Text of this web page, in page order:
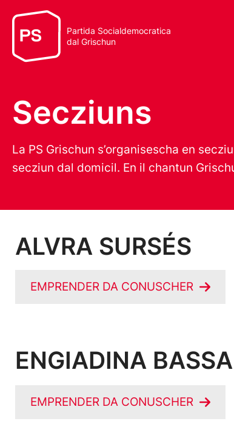
Partida Socialdemocratica
dal Grischun
Secziuns
La PS Grischun s’organisescha en
secziun dal domicil. En il chantun
ALVRA SURSÉS
EMPRENDER DA CONUSCHER
ENGIADINA BASSA
EMPRENDER DA CONUSCHER